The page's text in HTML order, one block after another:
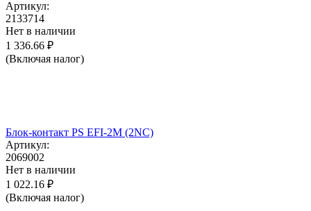
Артикул:
2133714
Нет в наличии
1 336.66 ₽
(Включая налог)
Блок-контакт PS EFI-2M (2NC)
Артикул:
2069002
Нет в наличии
1 022.16 ₽
(Включая налог)